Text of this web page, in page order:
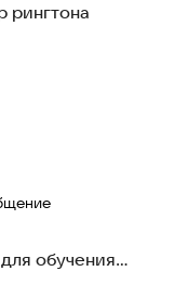
рингтона
обучения